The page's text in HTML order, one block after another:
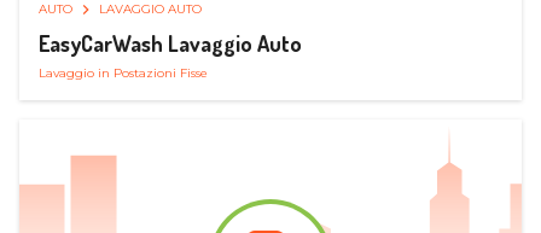
AUTO LAVAGGIO AUTO
EasyCarWash Lavaggio Auto
Lavaggio in Postazioni Fisse